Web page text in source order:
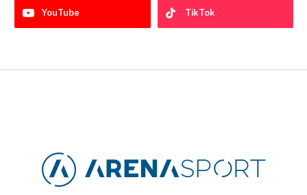
YouTube TikTok